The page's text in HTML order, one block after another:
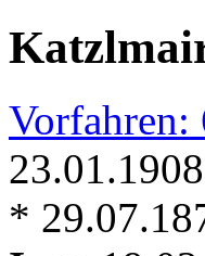
Vorfahren:
23.01.1908
*